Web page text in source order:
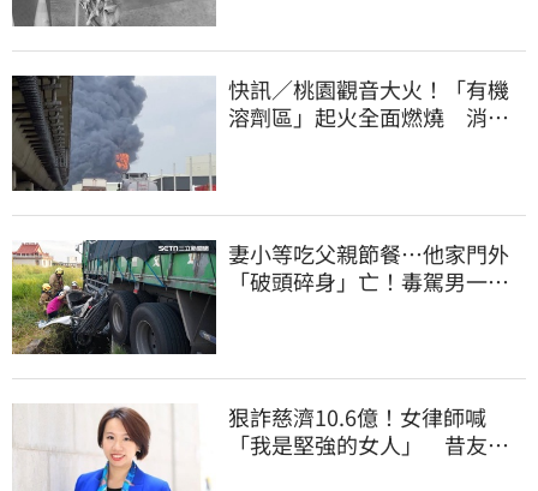
快訊／桃園觀音大火！「有機
溶劑區」起火全面燃燒 消
妻小等吃父親節餐⋯他家門外
「破頭碎身」亡！毒駕男一路
狠詐慈濟10.6億！女律師喊
「我是堅強的女人」 昔友人